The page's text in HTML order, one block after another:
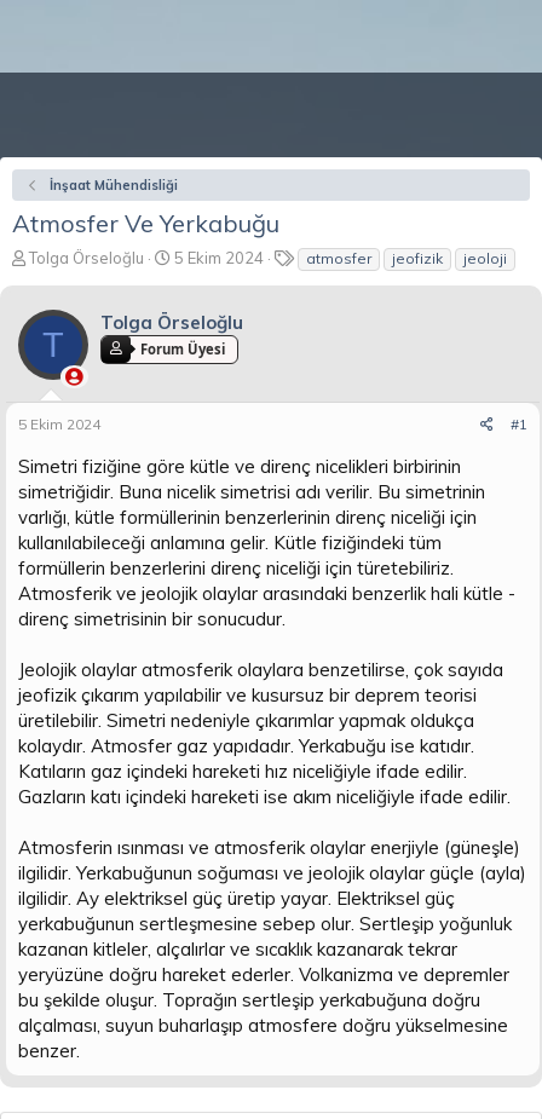
İnşaat Mühendisliği
Atmosfer Ve Yerkabuğu
K
b
y
b
a
l
a
t
a
n
Tolga Örseloğlu
B
l
a
n
ı
a
r
h
i
5 Ekim 2024
E
e
atmosfer jeofizik jeoloji
T
Tolga Örseloğlu
Forum Üyesi
5 Ekim 2024 #1
Simetri fiziğine göre kütle ve direnç nicelikleri birbirinin
simetriğidir. Buna nicelik simetrisi adı verilir. Bu simetrinin
varlığı, kütle formüllerinin benzerlerinin direnç niceliği için
kullanılabileceği anlamına gelir. Kütle fiziğindeki tüm
formüllerin benzerlerini direnç niceliği için türetebiliriz.
Atmosferik ve jeolojik olaylar arasındaki benzerlik hali kütle -
direnç simetrisinin bir sonucudur.
Jeolojik olaylar atmosferik olaylara benzetilirse, çok sayıda
jeofizik çıkarım yapılabilir ve kusursuz bir deprem teorisi
üretilebilir. Simetri nedeniyle çıkarımlar yapmak oldukça
kolaydır. Atmosfer gaz yapıdadır. Yerkabuğu ise katıdır.
Katıların gaz içindeki hareketi hız niceliğiyle ifade edilir.
Gazların katı içindeki hareketi ise akım niceliğiyle ifade edilir.
Atmosferin ısınması ve atmosferik olaylar enerjiyle (güneşle)
ilgilidir. Yerkabuğunun soğuması ve jeolojik olaylar güçle (ayla)
ilgilidir. Ay elektriksel güç üretip yayar. Elektriksel güç
yerkabuğunun sertleşmesine sebep olur. Sertleşip yoğunluk
kazanan kitleler, alçalırlar ve sıcaklık kazanarak tekrar
yeryüzüne doğru hareket ederler. Volkanizma ve depremler
bu şekilde oluşur. Toprağın sertleşip yerkabuğuna doğru
alçalması, suyun buharlaşıp atmosfere doğru yükselmesine
benzer.